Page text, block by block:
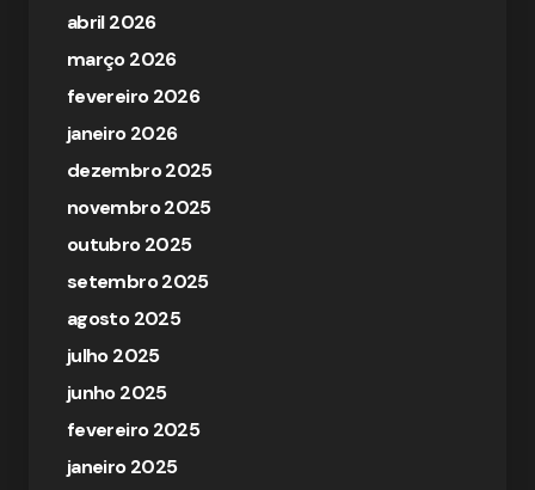
abril 2026
março 2026
fevereiro 2026
janeiro 2026
dezembro 2025
novembro 2025
outubro 2025
setembro 2025
agosto 2025
julho 2025
junho 2025
fevereiro 2025
janeiro 2025